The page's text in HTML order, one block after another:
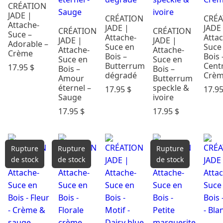
Éveil & Jeux
Maternité
Mode
enfants
maison
CRÉATION
JADE |
Attache-
Suce –
Adorable –
Crème
17.95 $
CRÉATION
JADE |
Attache-
Suce en
Bois –
Amour
éternel –
Sauge
17.95 $
CRÉATION
JADE |
Attache-
Suce en
Bois –
Butterrum
dégradé
17.95 $
CRÉATION
JADE |
Attache-
Suce en
Bois –
Butterrum
speckle &
ivoire
17.95 $
Bois
Rupture
de stock
Rupture
de stock
Rupture
de stock